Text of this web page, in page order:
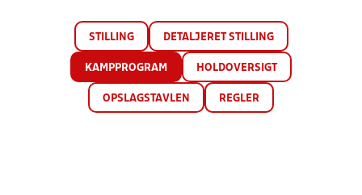
STILLING DETALJERET STILLING
KAMPPROGRAM HOLDOVERSIGT
OPSLAGSTAVLEN REGLER